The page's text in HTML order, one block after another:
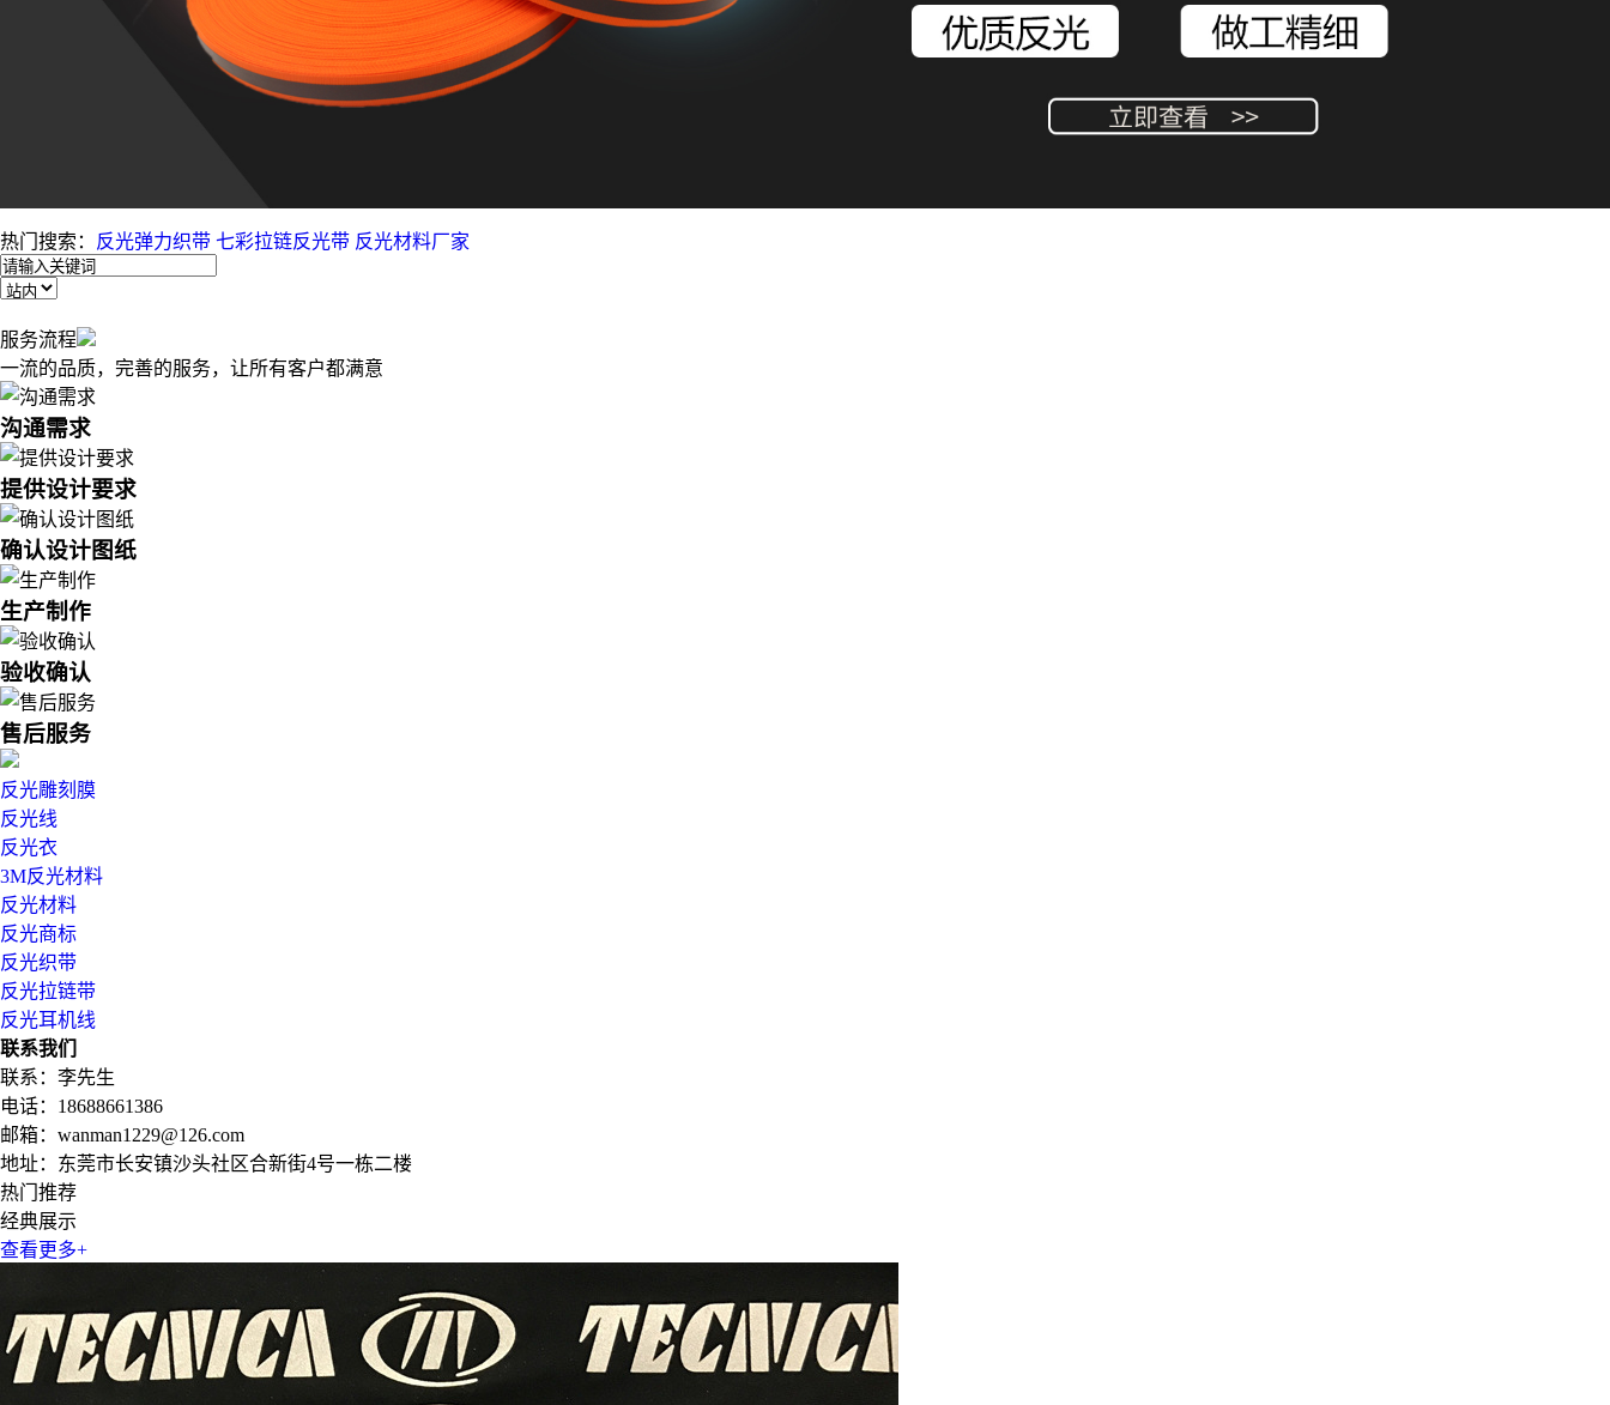
热门搜索： 反光弹力织带 七彩拉链反光带 反光材料厂家
服务流程
一流的品质，完善的服务，让所有客户都满意
沟通需求
提供设计要求
确认设计图纸
生产制作
验收确认
售后服务
反光雕刻膜
反光线
反光衣
3M反光材料
反光材料
反光商标
反光织带
反光拉链带
反光耳机线
联系我们
联系：李先生
电话：18688661386
邮箱：wanman1229@126.com
地址：东莞市长安镇沙头社区合新街4号一栋二楼
热门推荐
经典展示
查看更多+